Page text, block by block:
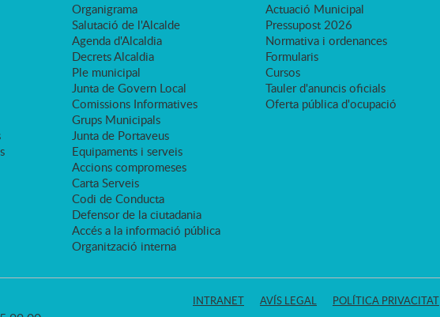
Organigrama
Salutació de l'Alcalde
Agenda d'Alcaldia
Decrets Alcaldia
Ple municipal
Junta de Govern Local
Comissions Informatives
Grups Municipals
Junta de Portaveus
Equipaments i serveis
Accions compromeses
Carta Serveis
Codi de Conducta
Defensor de la ciutadania
Accés a la informació pública
Organització interna
Actuació Municipal
Pressupost 2026
Normativa i ordenances
Formularis
Cursos
Tauler d'anuncis oficials
Oferta pública d'ocupació
INTRANET AVÍS LEGAL POLÍTICA PRIVACITAT